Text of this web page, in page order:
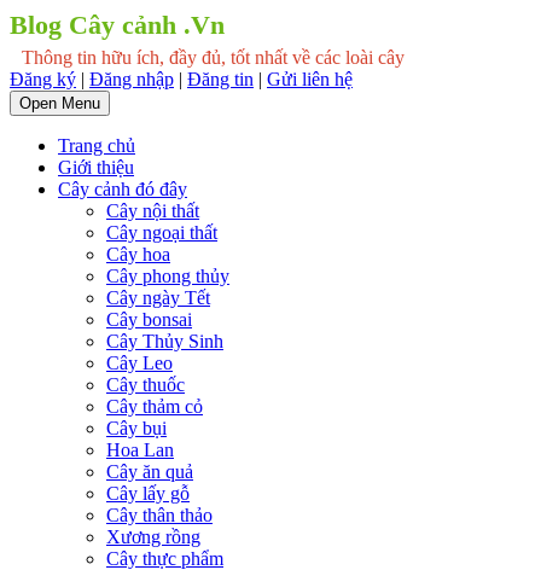
Blog Cây cảnh .Vn
Thông tin hữu ích, đầy đủ, tốt nhất về các loài cây
Đăng ký | Đăng nhập | Đăng tin | Gửi liên hệ
Open Menu
Trang chủ
Giới thiệu
Cây cảnh đó đây
Cây nội thất
Cây ngoại thất
Cây hoa
Cây phong thủy
Cây ngày Tết
Cây bonsai
Cây Thủy Sinh
Cây Leo
Cây thuốc
Cây thảm cỏ
Cây bụi
Hoa Lan
Cây ăn quả
Cây lấy gỗ
Cây thân thảo
Xương rồng
Cây thực phẩm